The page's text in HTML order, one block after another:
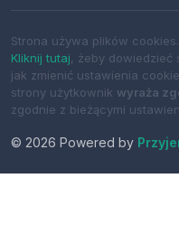
Strona używa plików cookies.
Kliknij tutaj, żeby dowiedzieć
jak zmienić ustawienia
strony użytkownik wyraża
zgodnie z bieżącymi
© 2026 Powered by